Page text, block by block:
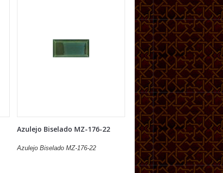
Azulejo Biselado MZ-176-22
Azulejo Biselado MZ-176-22